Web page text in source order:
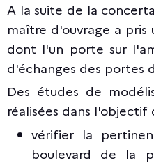
A la suite de la
maître d'ouvrage a pris
dont l'un porte sur
d'échanges des portes
Des études de
réalisées dans l'objectif
vérifier la
boulevard de la